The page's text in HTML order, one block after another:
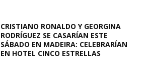
CRISTIANO RONALDO Y GEORGINA
RODRÍGUEZ SE CASARÍAN ESTE
SÁBADO EN MADEIRA: CELEBRARÍAN
EN HOTEL CINCO ESTRELLAS